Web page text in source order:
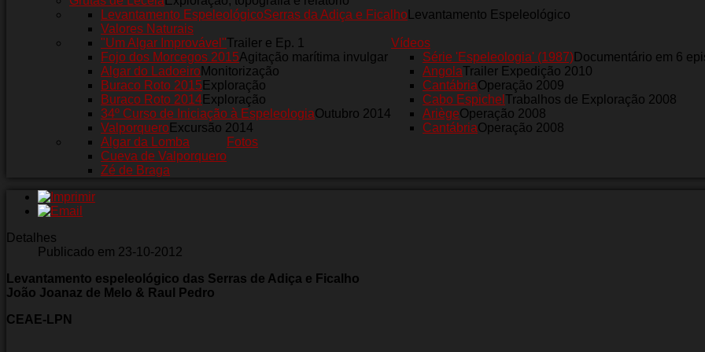
Serras da Adiça e Ficalho Levantamento Espeleológico
Levantamento Espeleológico
Valores Naturais
Vídeos
"Um Algar Improvável"Trailer e Ep. 1
Fojo dos Morcegos 2015Agitação marítima invulgar
Algar do LadoeiroMonitorização
Buraco Roto 2015 Exploração
Buraco Roto 2014Exploração
34º Curso de Iniciação à EspeleologiaOutubro 2014
ValporqueroExcursão 2014
Série 'Espeleologia' (1987)Documentário em 6
AngolaTrailer Expedição 2010
CantábriaOperação 2009
Cabo Espichel Trabalhos de Exploração 2008
AriègeOperação 2008
CantábriaOperação 2008
Fotos
Algar da Lomba
Cueva de Valporquero
Zé de Braga
Detalhes
Publicado em 23-10-2012
Levantamento espeleológico das Serras de Adiça e Ficalho
João Joanaz de Melo & Raul Pedro
CEAE-LPN